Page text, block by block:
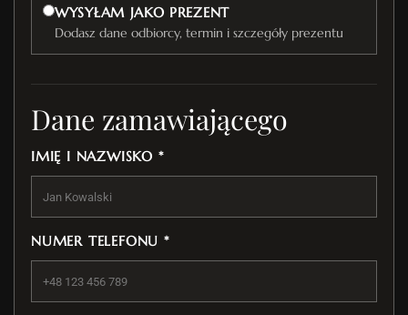
WYSYŁAM JAKO PREZENT
Dodasz dane odbiorcy, termin i szczegóły prezentu
Dane zamawiającego
IMIĘ I NAZWISKO *
NUMER TELEFONU *